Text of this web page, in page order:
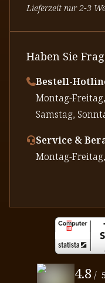
Lieferzeit nur 2-3
Haben Sie
Bestell-
⁠Montag-
⁠Samstag,
Service &
⁠Montag-
4.8 /